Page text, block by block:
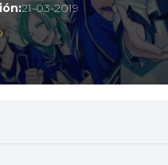
21-03-2019